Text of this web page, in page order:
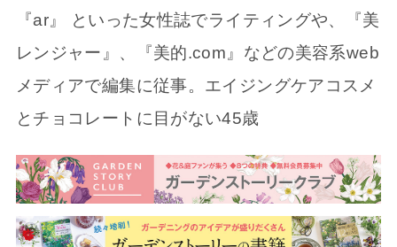
『ar』 といった女性誌でライティングや、『美
レンジャー』、『美的.com』などの美容系web
メディアで編集に従事。エイジングケアコスメ
とチョコレートに目がない45歳